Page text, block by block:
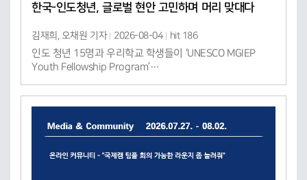
한국-인도청년, 글로벌 현안 고민하며 머리 맞대다
김재희, 오채원 기자 2026-08-04
hit 186
인도 청년 15명과 우리학교 학생들이 ‘UNESCO MGIEP
Youth Fellowship Program’…